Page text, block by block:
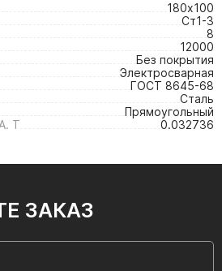
180х100
Ст1-3
8
12000
Без покрытия
Электросварная
ГОСТ 8645-68
Сталь
Прямоугольный
Т
0.032736
ЗАКАЗ